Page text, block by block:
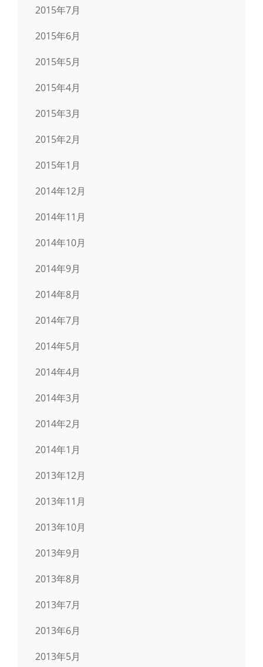
2015年7月
2015年6月
2015年5月
2015年4月
2015年3月
2015年2月
2015年1月
2014年12月
2014年11月
2014年10月
2014年9月
2014年8月
2014年7月
2014年5月
2014年4月
2014年3月
2014年2月
2014年1月
2013年12月
2013年11月
2013年10月
2013年9月
2013年8月
2013年7月
2013年6月
2013年5月